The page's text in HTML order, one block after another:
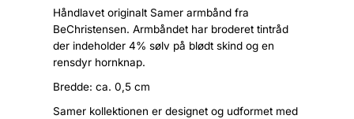
Håndlavet originalt Samer armbånd fra
BeChristensen. Armbåndet har broderet tintråd
der indeholder 4% sølv på blødt skind og en
rensdyr hornknap.
Bredde: ca. 0,5 cm
Samer kollektionen er designet og udformet med